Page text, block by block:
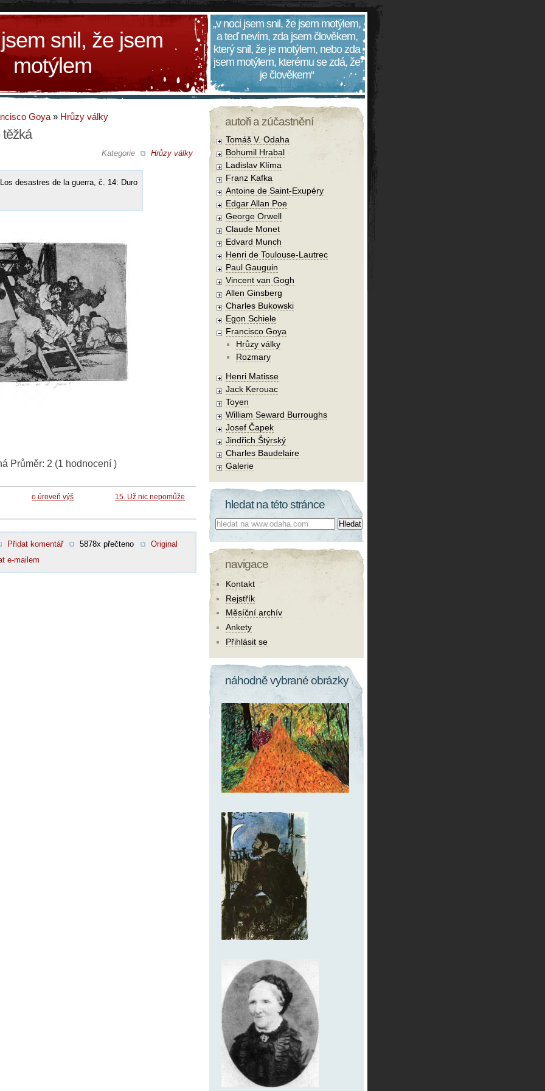
snil, že jsem
motýlem
„v noci jsem snil, že jsem motýlem,
a teď nevím, zda jsem člověkem,
který snil, že je motýlem, nebo zda
jsem motýlem, kterému se zdá, že
je člověkem“
Goya » Hrůzy války
těžká
Kategorie Hrůzy války
desastres de la guerra, č. 14: Duro
Průměr: 2 (1 hodnocení )
o úroveň výš 15. Už nic nepomůže
Přidat komentář 5878x přečteno
Original
e-mailem
autoři a zúčastnění
Tomáš V. Odaha
Bohumil Hrabal
Ladislav Klíma
Franz Kafka
Antoine de Saint-Exupéry
Edgar Allan Poe
George Orwell
Claude Monet
Edvard Munch
Henri de Toulouse-Lautrec
Paul Gauguin
Vincent van Gogh
Allen Ginsberg
Charles Bukowski
Egon Schiele
Francisco Goya
Hrůzy války
Rozmary
Henri Matisse
Jack Kerouac
Toyen
William Seward Burroughs
Josef Čapek
Jindřich Štýrský
Charles Baudelaire
Galerie
hledat na této stránce
Co hledat:
navigace
Kontakt
Rejstřík
Měsíční archív
Ankety
Přihlásit se
náhodně vybrané obrázky